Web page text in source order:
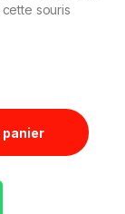
souris
panier